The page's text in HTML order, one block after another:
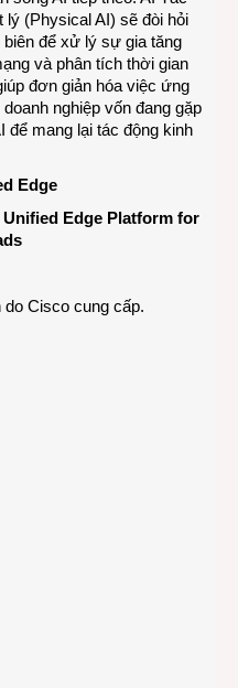
lý (Physical AI) sẽ đòi hỏi
để xử lý sự gia tăng
và phân tích thời gian
đơn giản hóa việc ứng
nghiệp vốn đang gặp
để mang lại tác động kinh
Edge
Edge Platform for
Cisco cung cấp.